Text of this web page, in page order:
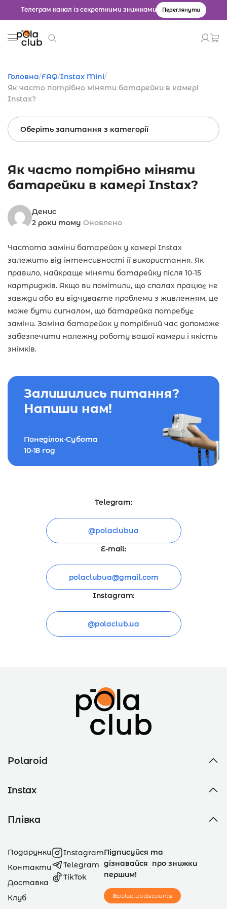
Телеграм канал із секретними знижками Переглянути
Введіть значення для пошуку.
Головна/FAQ/Instax Mini/
Як часто потрібно міняти батарейки в камері
Instax?
Оберіть запитання з категорії
Як часто потрібно міняти
батарейки в камері Instax?
Денис
2 роки тому Оновлено
Частота заміни батарейок у камері Instax
залежить від інтенсивності її використання. Як
правило, найкраще міняти батарейку після 10-15
картриджів. Якщо ви помітили, що спалах працює не
завжди або ви відчуваєте проблеми з живленням, це
може бути сигналом, що батарейка потребує
заміни. Заміна батарейок у потрібний час допоможе
забезпечити належну роботу вашої камери і якість
знімків.
Залишились питання?
Напиши нам!
Понеділок-Субота
10-18 год
Telegram:
@polaclubua
E-mail:
polaclubua@gmail.com
Instagram:
@polaclub.ua
Polaroid
Instax
Плівка
Подарунки
Контакти
Доставка
Клуб
Instagram
Telegram
TikTok
Підписуйся та
дізнавайся про знижки
першим!
@polaclubdiscounts